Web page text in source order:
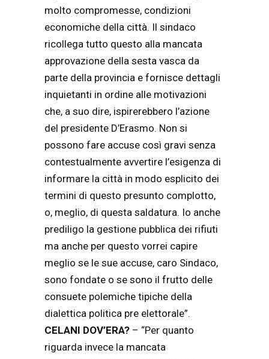
molto compromesse, condizioni
economiche della città. Il sindaco
ricollega tutto questo alla mancata
approvazione della sesta vasca da
parte della provincia e fornisce dettagli
inquietanti in ordine alle motivazioni
che, a suo dire, ispirerebbero l’azione
del presidente D’Erasmo. Non si
possono fare accuse così gravi senza
contestualmente avvertire l’esigenza di
informare la città in modo esplicito dei
termini di questo presunto complotto,
o, meglio, di questa saldatura. Io anche
prediligo la gestione pubblica dei rifiuti
ma anche per questo vorrei capire
meglio se le sue accuse, caro Sindaco,
sono fondate o se sono il frutto delle
consuete polemiche tipiche della
dialettica politica pre elettorale”.
CELANI DOV’ERA? – “Per quanto
riguarda invece la mancata